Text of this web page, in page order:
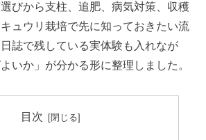
びから支柱、追肥、病気対策、収穫
ュウリ栽培で先に知っておきたい流
誌で残している実体験も入れなが
いか」が分かる形に整理しました。
目次